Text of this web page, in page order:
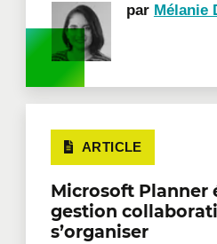
par Mélanie
ARTICLE
Microsoft Planner
gestion
s’organiser